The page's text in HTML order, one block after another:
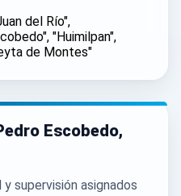
del Río",
"Huimilpan",
de Montes"
Escobedo,
supervisión asignados